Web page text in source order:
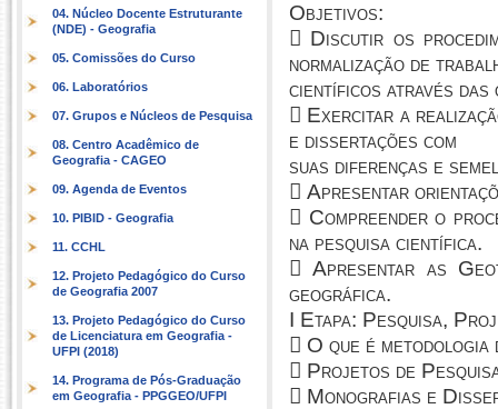
04. Núcleo Docente Estruturante
(NDE) - Geografia
05. Comissões do Curso
06. Laboratórios
07. Grupos e Núcleos de Pesquisa
08. Centro Acadêmico de
Geografia - CAGEO
09. Agenda de Eventos
10. PIBID - Geografia
11. CCHL
12. Projeto Pedagógico do Curso
de Geografia 2007
13. Projeto Pedagógico do Curso
de Licenciatura em Geografia -
UFPI (2018)
14. Programa de Pós-Graduação
em Geografia - PPGGEO/UFPI
Objetivos:
 Discutir os
normalização de
científicos através das
 Exercitar a
e dissertações com
suas diferenças e
 Apresentar
 Compreender o
na pesquisa científica.
 Apresentar as
geográfica.
I Etapa: Pesquisa,
 O que é metodologia
 Projetos de
 Monografias e